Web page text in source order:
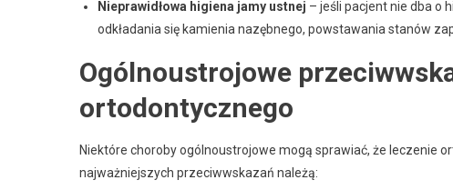
Nieprawidłowa higiena jamy ustnej – jeśli pacjent nie dba o
odkładania się kamienia nazębnego, powstawania stanów
Ogólnoustrojowe
ortodontycznego
Niektóre choroby ogólnoustrojowe mogą sprawiać, że leczenie
najważniejszych przeciwwskazań należą: